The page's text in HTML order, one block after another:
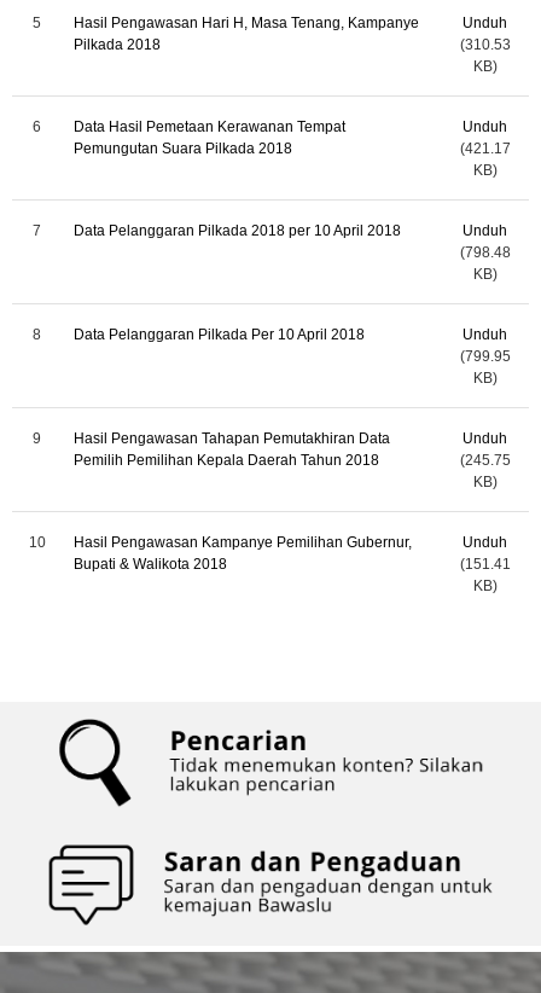
5
Hasil Pengawasan Hari H, Masa Tenang, Kampanye
Pilkada 2018
Unduh
(310.53
KB)
6
Data Hasil Pemetaan Kerawanan Tempat
Pemungutan Suara Pilkada 2018
Unduh
(421.17
KB)
7 Data Pelanggaran Pilkada 2018 per 10 April 2018
Unduh
(798.48
KB)
8 Data Pelanggaran Pilkada Per 10 April 2018
Unduh
(799.95
KB)
9
Hasil Pengawasan Tahapan Pemutakhiran Data
Pemilih Pemilihan Kepala Daerah Tahun 2018
Unduh
(245.75
KB)
10
Hasil Pengawasan Kampanye Pemilihan Gubernur,
Bupati & Walikota 2018
Unduh
(151.41
KB)